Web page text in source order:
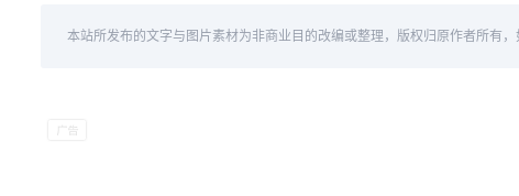
本站所发布的文字与图片素材为非商业目的改编或整理，版权归原作者所有